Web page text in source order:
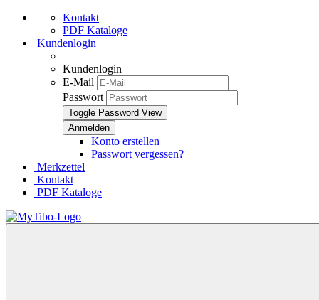
Kontakt
PDF Kataloge
Kundenlogin
Kundenlogin
E-Mail
Passwort
Toggle Password View
Konto erstellen
Passwort vergessen?
Merkzettel
Kontakt
PDF Kataloge